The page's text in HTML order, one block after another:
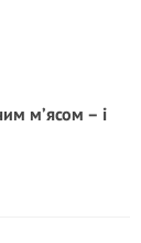
м’ясом – і